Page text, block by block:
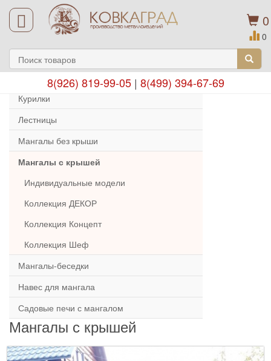
0
0
8(926) 819-99-05| 8(499) 394-67-69
Курилки
Лестницы
Мангалы без крыши
Мангалы с крышей
Индивидуальные модели
Коллекция ДЕКОР
Коллекция Концепт
Коллекция Шеф
Мангалы-беседки
Навес для мангала
Садовые печи с мангалом
Мангалы с крышей